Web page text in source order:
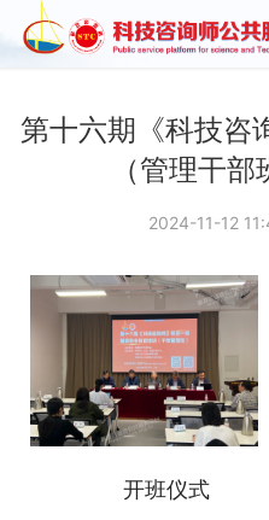
第十六期《科技咨
（管理干
2024-11-12
开班仪式